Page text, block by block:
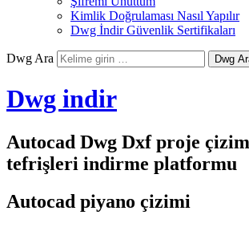
Kimlik Doğrulaması Nasıl Yapılır
Dwg İndir Güvenlik Sertifikaları
Dwg Ara
Dwg indir
Autocad Dwg Dxf proje
tefrişleri indirme platformu
Autocad piyano çizimi